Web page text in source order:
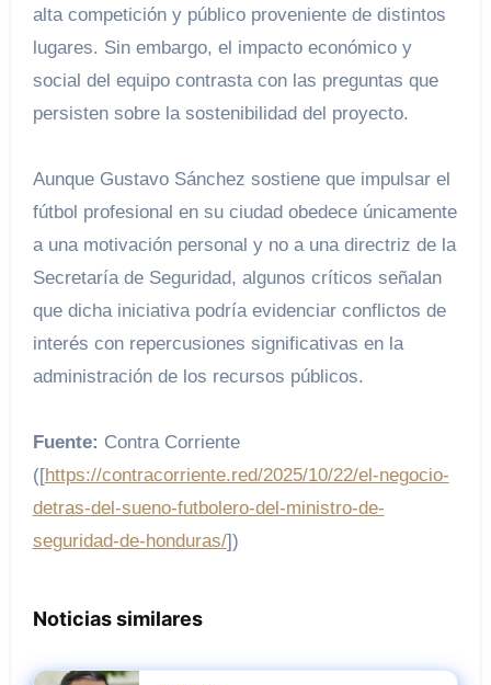
alta competición y público proveniente de distintos
lugares. Sin embargo, el impacto económico y
social del equipo contrasta con las preguntas que
persisten sobre la sostenibilidad del proyecto.
Aunque Gustavo Sánchez sostiene que impulsar el
fútbol profesional en su ciudad obedece únicamente
a una motivación personal y no a una directriz de la
Secretaría de Seguridad, algunos críticos señalan
que dicha iniciativa podría evidenciar conflictos de
interés con repercusiones significativas en la
administración de los recursos públicos.
Fuente: Contra Corriente
([https://contracorriente.red/2025/10/22/el-negocio-
detras-del-sueno-futbolero-del-ministro-de-
seguridad-de-honduras/])
Noticias similares